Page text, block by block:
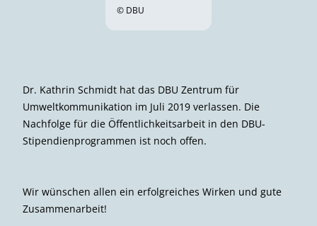
© DBU
Dr. Kathrin Schmidt hat das DBU Zentrum für
Umweltkommunikation im Juli 2019 verlassen. Die
Nachfolge für die Öffentlichkeitsarbeit in den DBU-
Stipendienprogrammen ist noch offen.
Wir wünschen allen ein erfolgreiches Wirken und gute
Zusammenarbeit!